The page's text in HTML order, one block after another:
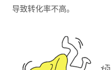
导致转化率不高。